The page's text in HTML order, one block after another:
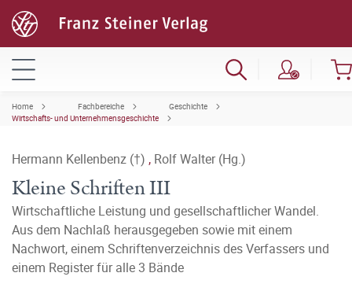
Home Fachbereiche
Geschichte
Wirtschafts- und Unternehmensgeschichte
Hermann Kellenbenz (†) , Rolf Walter (Hg.)
Kleine Schriften III
Wirtschaftliche Leistung und gesellschaftlicher Wandel.
Aus dem Nachlaß herausgegeben sowie mit einem
Nachwort, einem Schriftenverzeichnis des Verfassers und
einem Register für alle 3 Bände